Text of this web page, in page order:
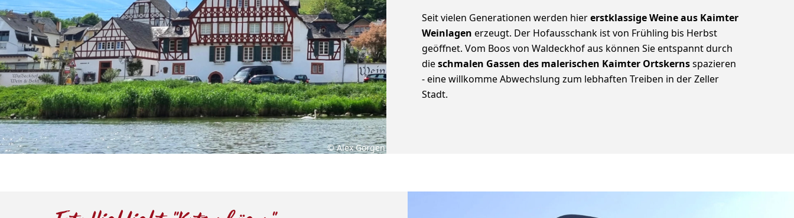
Seit vielen Generationen werden hiererstklassige Weine aus Kaimter
Weinlagen erzeugt. Der Hofausschank ist von Frühling bis Herbst
geöffnet. Vom Boos von Waldeckhof aus können Sie entspannt durch
dieschmalen Gassen des malerischen Kaimter Ortskernsspazieren
- eine willkomme Abwechslung zum lebhaften Treiben in der Zeller
Stadt.
© Alex Görgen